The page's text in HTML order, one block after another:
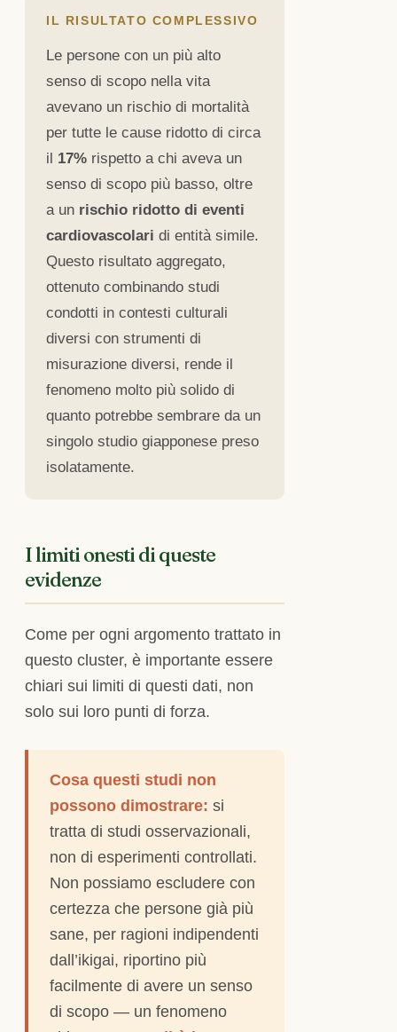
IL RISULTATO COMPLESSIVO
Le persone con un più alto
senso di scopo nella vita
avevano un rischio di mortalità
per tutte le cause ridotto di circa
il 17% rispetto a chi aveva un
senso di scopo più basso, oltre
a un rischio ridotto di eventi
cardiovascolari di entità simile.
Questo risultato aggregato,
ottenuto combinando studi
condotti in contesti culturali
diversi con strumenti di
misurazione diversi, rende il
fenomeno molto più solido di
quanto potrebbe sembrare da un
singolo studio giapponese preso
isolatamente.
I limiti onesti di queste
evidenze
Come per ogni argomento trattato in
questo cluster, è importante essere
chiari sui limiti di questi dati, non
solo sui loro punti di forza.
Cosa questi studi non
possono dimostrare: si
tratta di studi osservazionali,
non di esperimenti controllati.
Non possiamo escludere con
certezza che persone già più
sane, per ragioni indipendenti
dall’ikigai, riportino più
facilmente di avere un senso
di scopo — un fenomeno